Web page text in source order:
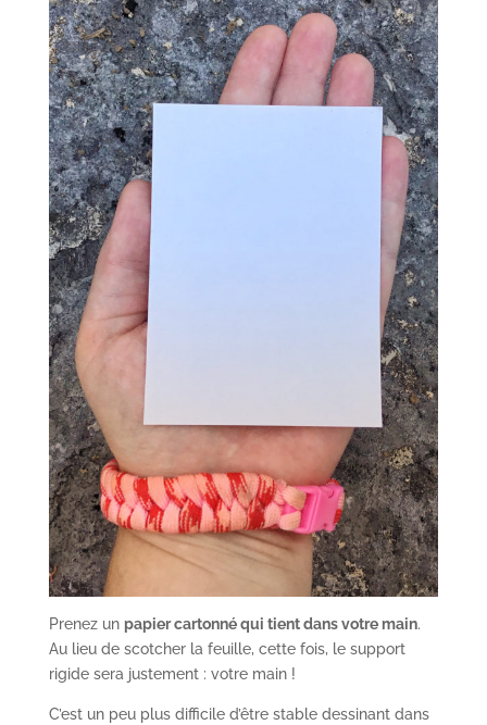
Prenez un papier cartonné qui tient dans votre main.
Au lieu de scotcher la feuille, cette fois, le support
rigide sera justement : votre main !
C’est un peu plus difficile d’être stable dessinant dans